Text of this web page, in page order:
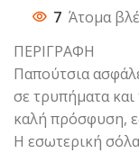
7 Άτομα
ΠΕΡΙΓΡΑΦΗ
Παπούτσια
σε τρυπήματα
καλή πρόσφυση,
Η εσωτερική σόλα